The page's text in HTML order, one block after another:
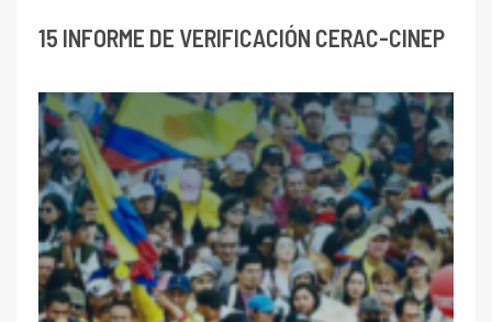
15 INFORME DE VERIFICACIÓN CERAC-CINEP